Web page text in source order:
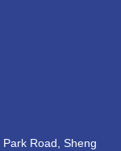
Road, Sheng